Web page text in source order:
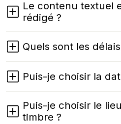
Le contenu textuel
rédigé ?
Quels sont les
Puis-je choisir la
Puis-je choisir le
timbre ?